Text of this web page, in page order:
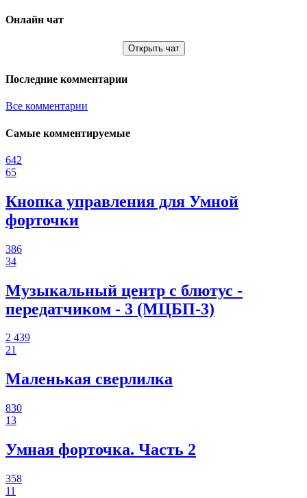
Онлайн чат
Открыть чат
Последние комментарии
Все комментарии
Самые комментируемые
642
65
Кнопка управления для Умной
форточки
386
34
Музыкальный центр с блютус -
передатчиком - 3 (МЦБП-3)
2 439
21
Маленькая сверлилка
830
13
Умная форточка. Часть 2
358
11